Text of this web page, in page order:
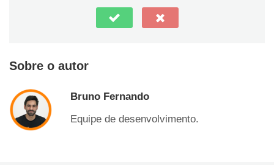
Sobre o autor
Bruno Fernando
Equipe de desenvolvimento.